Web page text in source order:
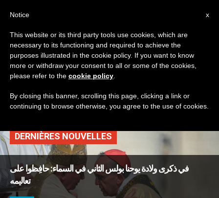
TAG
Posts Tagged ‘ذكرى
DERNIÈRES NOUVELLES
في ذكرى ولادة يوحنا بولس الثاني في السماء: حافِظوا على
تعاليمه
x
Notice
This website or its third party tools use cookies, which are
necessary to its functioning and required to achieve the
purposes illustrated in the cookie policy. If you want to know
more or withdraw your consent to all or some of the cookies,
please refer to the cookie policy
By closing this banner, scrolling this page, clicking a link or
continuing to browse otherwise, you agree to the use of cookies.